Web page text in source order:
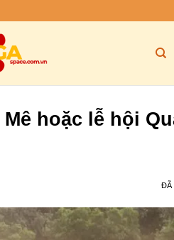
Mê hoặc lễ hội
ĐÃ